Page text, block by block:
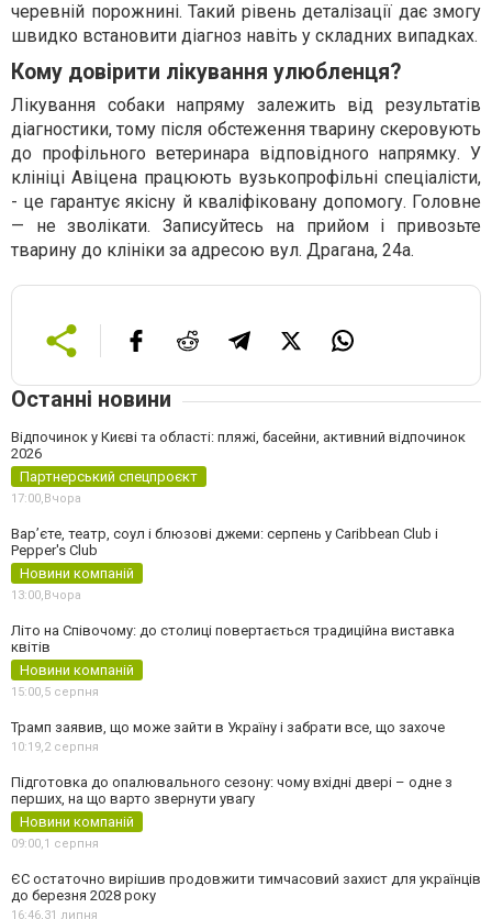
черевній порожнині. Такий рівень деталізації дає змогу
швидко встановити діагноз навіть у складних випадках.
Кому довірити лікування улюбленця?
Лікування собаки напряму залежить від результатів
діагностики, тому після обстеження тварину скеровують
до профільного ветеринара відповідного напрямку. У
клініці Авіцена працюють вузькопрофільні спеціалісти,
- це гарантує якісну й кваліфіковану допомогу. Головне
— не зволікати. Записуйтесь на прийом і привозьте
тварину до клініки за адресою вул. Драгана, 24а.
Останні новини
Відпочинок у Києві та області: пляжі, басейни, активний відпочинок
2026
Партнерський спецпроєкт
17:00, Вчора
Вар’єте, театр, соул і блюзові джеми: серпень у Caribbean Club і
Pepper's Club
Новини компаній
13:00, Вчора
Літо на Співочому: до столиці повертається традиційна виставка
квітів
Новини компаній
15:00,5 серпня
Трамп заявив, що може зайти в Україну і забрати все, що захоче
10:19,2 серпня
Підготовка до опалювального сезону: чому вхідні двері – одне з
перших, на що варто звернути увагу
Новини компаній
09:00,1 серпня
ЄС остаточно вирішив продовжити тимчасовий захист для українців
до березня 2028 року
16:46,31 липня